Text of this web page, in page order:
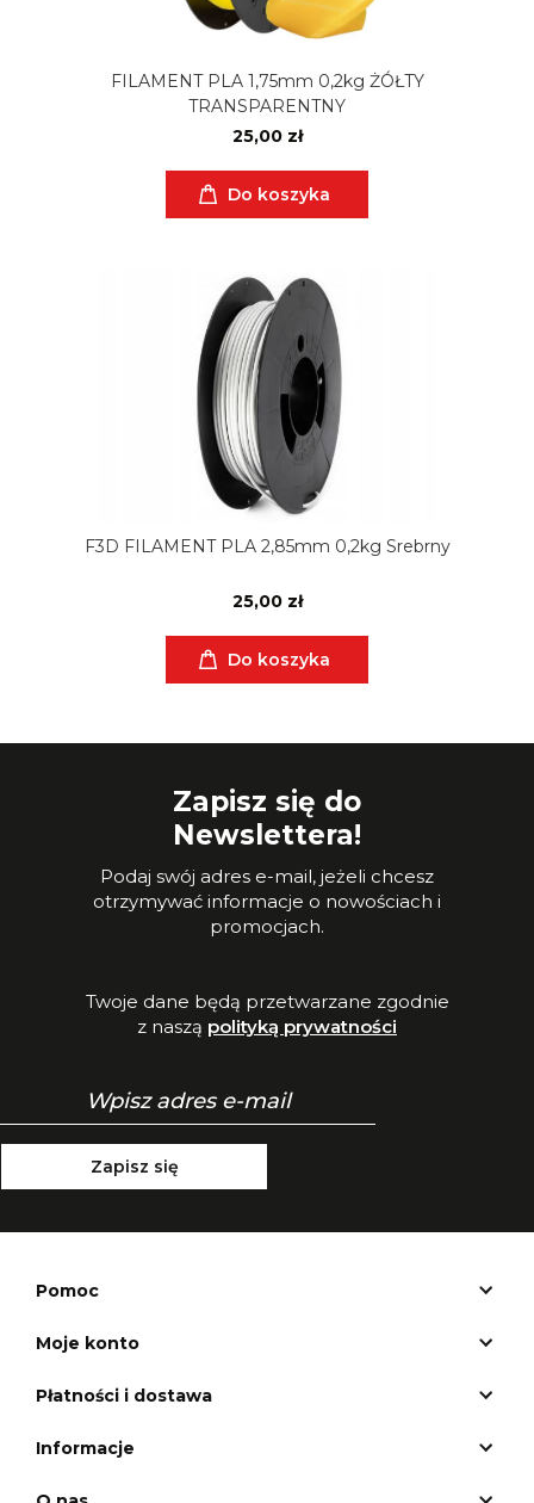
FILAMENT PLA 1,75mm 0,2kg ŻÓŁTY
TRANSPARENTNY
25,00 zł
Do koszyka
F3D FILAMENT PLA 2,85mm 0,2kg Srebrny
25,00 zł
Do koszyka
Zapisz się do
Newslettera!
Podaj swój adres e-mail, jeżeli chcesz
otrzymywać informacje o nowościach i
promocjach.
Twoje dane będą przetwarzane zgodnie
z naszą polityką prywatności
Zapisz się
Pomoc
Moje konto
Płatności i dostawa
Informacje